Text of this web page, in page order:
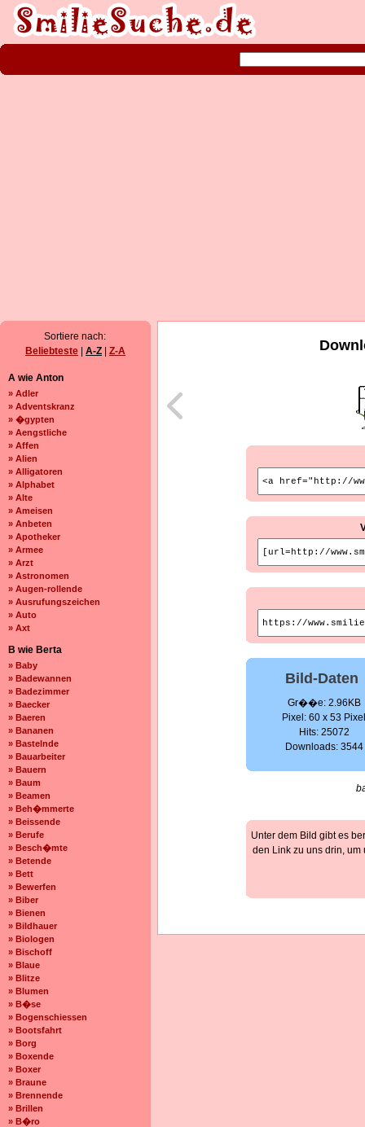
Sortiere nach:
Beliebteste
A-Z Z-A
A wie Anton
» Adler
» Adventskranz
» �gypten
» Aengstliche
» Affen
» Alien
» Alligatoren
» Alphabet
» Alte
» Ameisen
» Anbeten
» Apotheker
» Armee
» Arzt
» Astronomen
» Augen-rollende
» Ausrufungszeichen
» Auto
» Axt
B wie Berta
» Baby
» Badewannen
» Badezimmer
» Baecker
» Baeren
» Bananen
» Bastelnde
» Bauarbeiter
» Bauern
» Baum
» Beamen
» Beh�mmerte
» Beissende
» Berufe
» Besch�mte
» Betende
» Bett
» Bewerfen
» Biber
» Bienen
» Bildhauer
» Biologen
» Bischoff
» Blaue
» Blitze
» Blumen
» B�se
» Bogenschiessen
» Bootsfahrt
» Borg
» Boxende
» Boxer
» Braune
» Brennende
» Brillen
» B�ro
Bild-Daten
Gr��e: 2.96KB
Pixel: 60 x 53
Hits: 25072
Downloads: 3544
Unter dem Bild gibt es
den Link zu uns drin,